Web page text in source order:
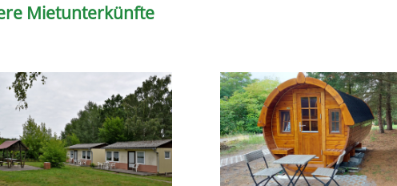
Mietunterkünfte